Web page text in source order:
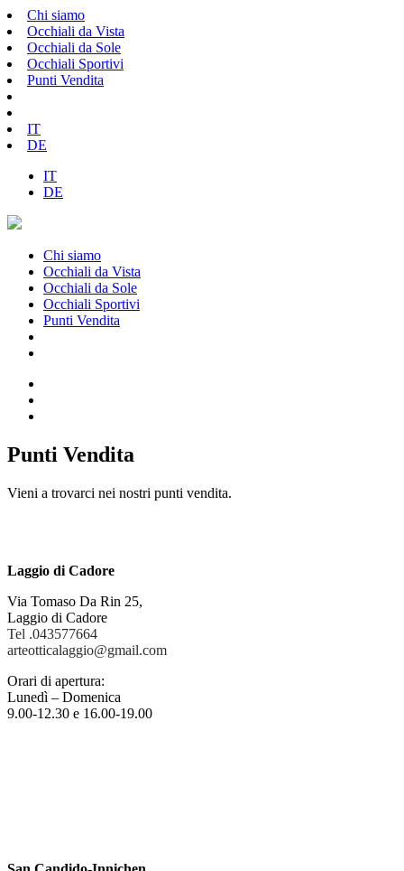
Chi siamo
Occhiali da Vista
Occhiali da Sole
Occhiali Sportivi
Punti Vendita
IT
DE
IT
DE
Chi siamo
Occhiali da Vista
Occhiali da Sole
Occhiali Sportivi
Punti Vendita
Punti Vendita
​Vieni a trovarci nei nostri punti vendita.
Laggio di Cadore
Via Tomaso Da Rin 25,
Laggio di Cadore
Tel .043577664
arteotticalaggio@gmail.com
Orari di apertura:
Lunedì – Domenica
9.00-12.30 e 16.00-19.00